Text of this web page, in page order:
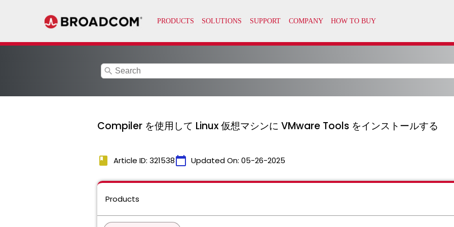
search
Compiler を使用して Linux 仮想マシンに VMware Tools をインストールする
book Article ID: 321538calendar_today Updated On: 05-26-2025
Products